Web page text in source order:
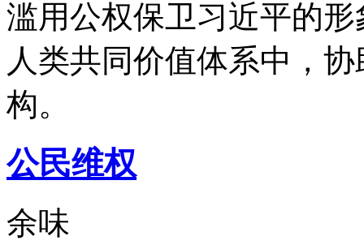
滥用公权保卫习近平的
人类共同价值体系中，
构。
公民维权
余味